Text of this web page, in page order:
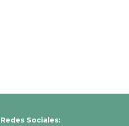
Sociales: